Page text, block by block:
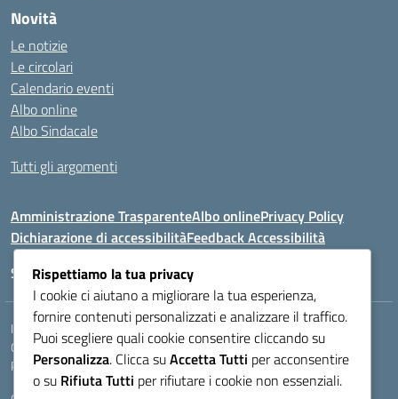
Novità
Le notizie
Le circolari
Calendario eventi
Albo online
Albo Sindacale
Tutti gli argomenti
Amministrazione TrasparenteAlbo onlinePrivacy Policy
Dichiarazione di accessibilitàFeedback Accessibilità
Seguici su:
Indirizzo: VIA LAZIO, 3, 43100 PARMA (PR)
Centralino:0521272405 Email: PRIS00400B@istruzione.it
Posta elettronica certificata (PEC):pris00400b@pec.istruzione.it
Rispettiamo la tua privacy
I cookie ci aiutano a migliorare la tua esperienza,
fornire contenuti personalizzati e analizzare il traffico.
Puoi scegliere quali cookie consentire cliccando su
Personalizza. Clicca suAccetta Tutti per acconsentire
o su Rifiuta Tutti per rifiutare i cookie non essenziali.